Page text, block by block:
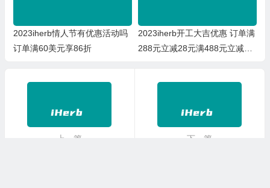
2023iherb情人节有优惠活动吗
订单满60美元享86折
2023iherb开工大吉优惠 订单满
288元立减28元满488元立减88
上一篇
下一篇